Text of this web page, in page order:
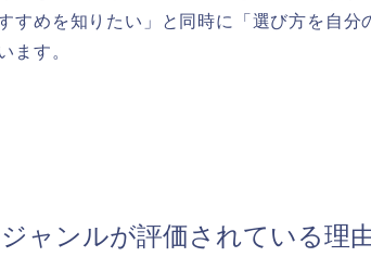
すめを知りたい」と同時に「選び方を自分
ます。
ャンルが評価されている理